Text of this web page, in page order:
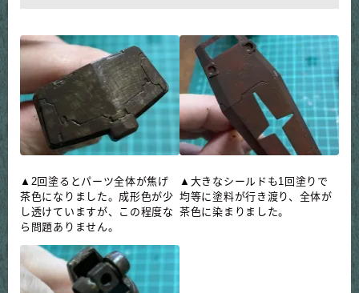
▲2回塗るとパーツ全体が焦げ
茶色になりました。成形色が少
し透けていますが、この程度な
ら問題ありません。
▲大きなシールドも1回塗りで
均等に塗料が行き渡り、全体が
茶色に染まりました。